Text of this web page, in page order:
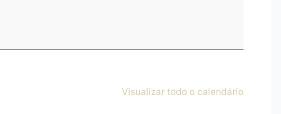
Visualizar todo o calendário